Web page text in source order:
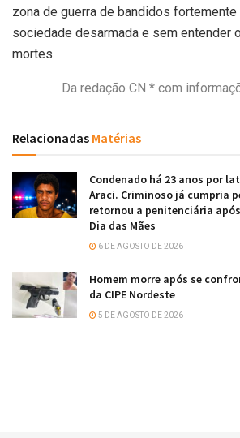
zona de guerra de bandidos fortemente
sociedade desarmada e sem entender
mortes.
Da redação CN * com
Relacionadas Matérias
Condenado há 23 anos por
Araci. Criminoso já cumpria
retornou a penitenciária
Dia das Mães
6 DE AGOSTO DE 2026
Homem morre após se
da CIPE Nordeste
5 DE AGOSTO DE 2026